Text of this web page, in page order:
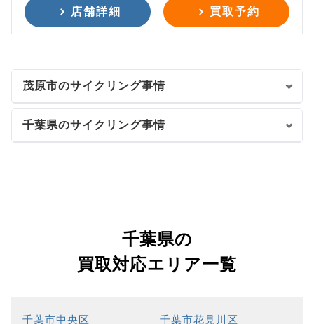
店舗詳細 買取予約
茂原市のサイクリング事情
千葉県のサイクリング事情
千葉県の
買取対応エリア一覧
千葉市中央区 千葉市花見川区